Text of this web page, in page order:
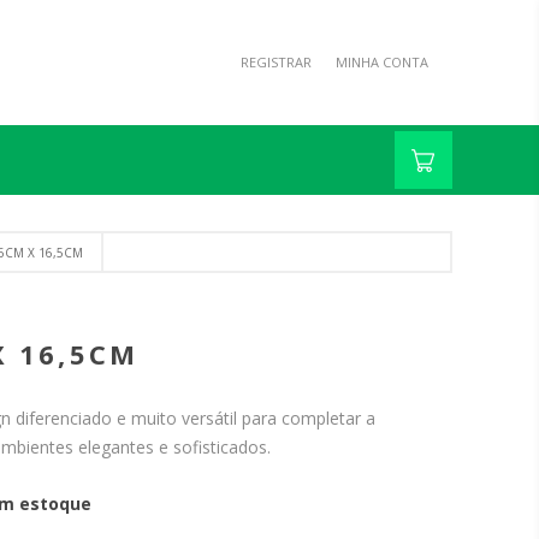
REGISTRAR MINHA CONTA
X 16,5CM
16,5CM
diferenciado e muito versátil para completar a
elegantes e sofisticados.
estoque